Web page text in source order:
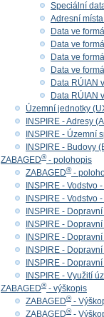
Speciální
Adresní
Data ve
Data ve
Data ve
Data ve
Data RÚIAN
Data RÚIAN
Územní jednotky
INSPIRE - Adresy
INSPIRE - Územní
INSPIRE - Budovy
ZABAGED®- polohopis
ZABAGED®-
INSPIRE - Vodstvo
INSPIRE - Vodstvo
INSPIRE -
INSPIRE -
INSPIRE -
INSPIRE -
INSPIRE -
INSPIRE - Využití
ZABAGED®- výškopis
ZABAGED®-
ZABAGED®-